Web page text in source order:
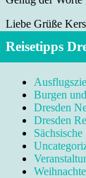
Liebe Grüße
Reisetipps
Burgen
Dresden
Dresden